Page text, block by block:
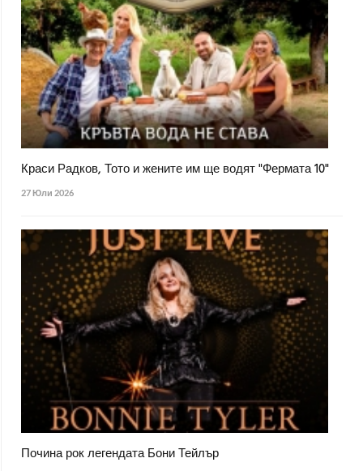
Краси Радков, Тото и жените им ще водят "Фермата 10"
27 Юли 2026
Почина рок легендата Бони Тейлър